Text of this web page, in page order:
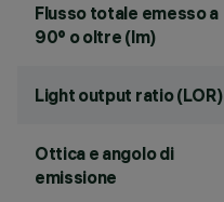
Flusso totale emesso a
90° o oltre (lm)
Light output ratio (LOR)
Ottica e angolo di
emissione